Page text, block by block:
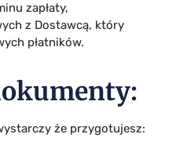
zapłaty,
z Dostawcą, który
płatników.
że przygotujesz: